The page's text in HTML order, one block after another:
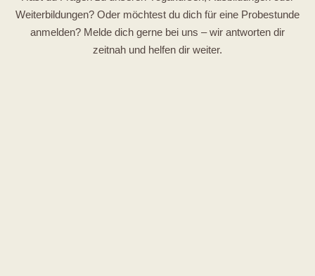
Weiterbildungen? Oder möchtest du dich für eine Probestunde
anmelden? Melde dich gerne bei uns – wir antworten dir
zeitnah und helfen dir weiter.